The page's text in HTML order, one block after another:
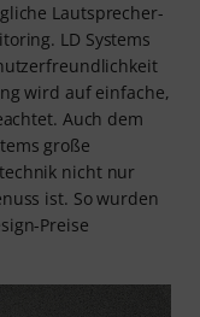
Lautsprecher-
LD Systems
wird auf einfache,
Auch dem
große
nicht nur
ist. So wurden
Preise